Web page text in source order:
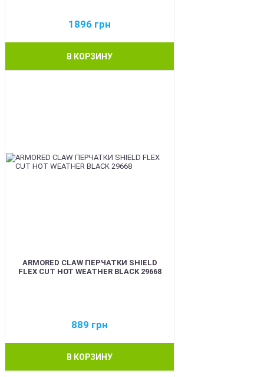
1896 грн
В КОРЗИНУ
ARMORED CLAW ПЕРЧАТКИ SHIELD
FLEX CUT HOT WEATHER BLACK 29668
889 грн
В КОРЗИНУ